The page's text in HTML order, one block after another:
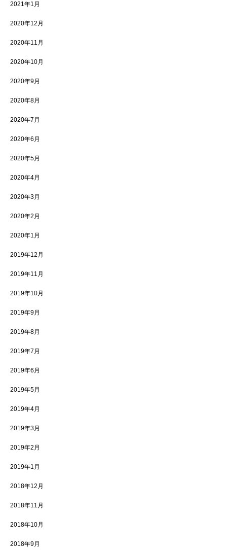
2021年1月
2020年12月
2020年11月
2020年10月
2020年9月
2020年8月
2020年7月
2020年6月
2020年5月
2020年4月
2020年3月
2020年2月
2020年1月
2019年12月
2019年11月
2019年10月
2019年9月
2019年8月
2019年7月
2019年6月
2019年5月
2019年4月
2019年3月
2019年2月
2019年1月
2018年12月
2018年11月
2018年10月
2018年9月